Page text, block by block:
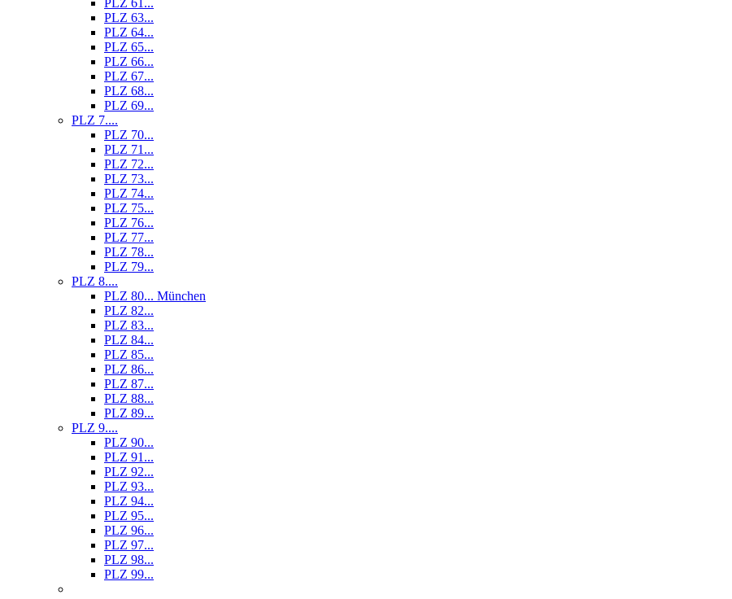
PLZ 61...
PLZ 63...
PLZ 64...
PLZ 65...
PLZ 66...
PLZ 67...
PLZ 68...
PLZ 69...
PLZ 7....
PLZ 70...
PLZ 71...
PLZ 72...
PLZ 73...
PLZ 74...
PLZ 75...
PLZ 76...
PLZ 77...
PLZ 78...
PLZ 79...
PLZ 8....
PLZ 80... München
PLZ 82...
PLZ 83...
PLZ 84...
PLZ 85...
PLZ 86...
PLZ 87...
PLZ 88...
PLZ 89...
PLZ 9....
PLZ 90...
PLZ 91...
PLZ 92...
PLZ 93...
PLZ 94...
PLZ 95...
PLZ 96...
PLZ 97...
PLZ 98...
PLZ 99...